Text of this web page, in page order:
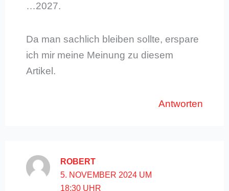
…2027.
Da man sachlich bleiben sollte, erspare
ich mir meine Meinung zu diesem
Artikel.
Antworten
ROBERT
5. NOVEMBER 2024 UM
18:30 UHR